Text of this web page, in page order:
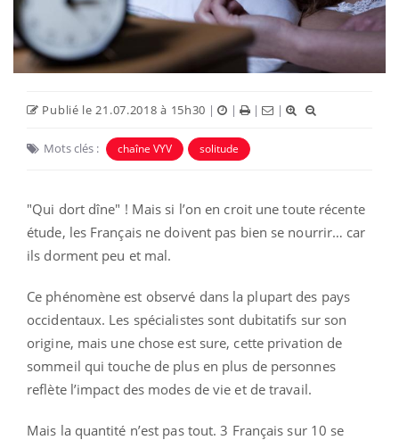
Publié le 21.07.2018 à 15h30 | | | |
Mots clés : chaîne VYV solitude
"Qui dort dîne" ! Mais si l’on en croit une toute récente
étude, les Français ne doivent pas bien se nourrir… car
ils dorment peu et mal.
Ce phénomène est observé dans la plupart des pays
occidentaux. Les spécialistes sont dubitatifs sur son
origine, mais une chose est sure, cette privation de
sommeil qui touche de plus en plus de personnes
reflète l’impact des modes de vie et de travail.
Mais la quantité n’est pas tout. 3 Français sur 10 se